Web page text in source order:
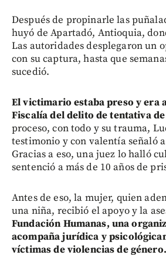
Después de propinarle las
huyó de Apartadó, Antioquia,
Las autoridades desplegaron un
con su captura, hasta que
sucedió.
El victimario estaba preso y era
Fiscalía del delito de tentativa
proceso, con todo y su trauma,
testimonio y con valentía señaló
Gracias a eso, una juez lo halló
sentenció a más de 10 años de
Antes de eso, la mujer, quien
una niña, recibió el apoyo y la
Fundación Humanas, una
acompaña jurídica y
víctimas de violencias de